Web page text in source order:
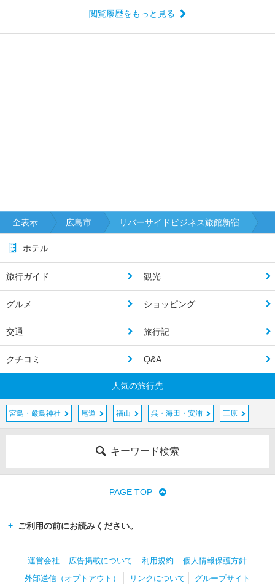
閲覧履歴をもっと見る
全表示 広島市 リバーサイドビジネス旅館新宿
ホテル
旅行ガイド 観光
グルメ ショッピング
交通 旅行記
クチコミ Q&A
人気の旅行先
宮島・厳島神社 尾道 福山 呉・海田・安浦 三原
キーワード検索
PAGE TOP
ご利用の前にお読みください。
運営会社 広告掲載について 利用規約
個人情報保護方針
外部送信（オプトアウト）
リンクについて グループサイト